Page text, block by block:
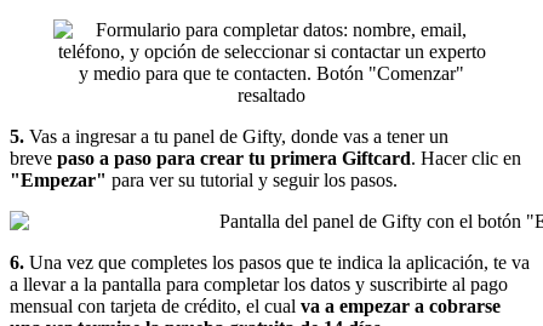
5. Vas a ingresar a tu panel de Gifty, donde vas a tener un
breve paso a paso para crear tu primera Giftcard. Hacer clic en
"Empezar" para ver su tutorial y seguir los pasos.
6. Una vez que completes los pasos que te indica la aplicación, te va
a llevar a la pantalla para completar los datos y suscribirte al pago
mensual con tarjeta de crédito, el cual va a empezar a cobrarse